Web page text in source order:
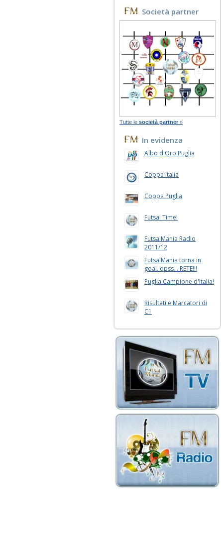
Società partner
Tutte le società partner »
In evidenza
Albo d'Oro Puglia
Coppa Italia
Coppa Puglia
Futsal Time!
FutsalMania Radio
2011/12
FutsalMania torna in
goal..opss... RETE!!!
Puglia Campione d'Italia!
Risultati e Marcatori di
C1